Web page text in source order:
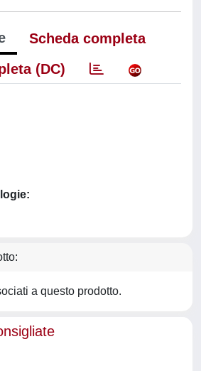
Scheda completa
(DC)
a questo prodotto.